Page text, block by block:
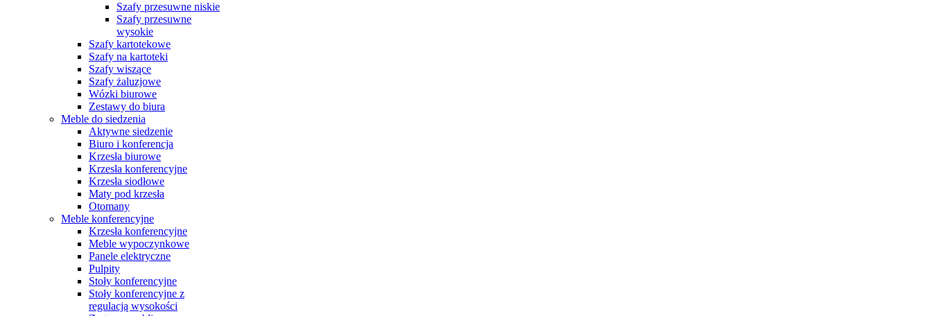
Szafy przesuwne niskie
Szafy przesuwne
wysokie
Szafy kartotekowe
Szafy na kartoteki
Szafy wiszące
Szafy żaluzjowe
Wózki biurowe
Zestawy do biura
Meble do siedzenia
Aktywne siedzenie
Biuro i konferencja
Krzesła biurowe
Krzesła konferencyjne
Krzesła siodłowe
Maty pod krzesła
Otomany
Meble konferencyjne
Krzesła konferencyjne
Meble wypoczynkowe
Panele elektryczne
Pulpity
Stoły konferencyjne
Stoły konferencyjne z
regulacją wysokości